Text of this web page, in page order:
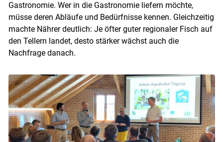
Gastronomie. Wer in die Gastronomie liefern möchte,
müsse deren Abläufe und Bedürfnisse kennen. Gleichzeitig
machte Nährer deutlich: Je öfter guter regionaler Fisch auf
den Tellern landet, desto stärker wächst auch die
Nachfrage danach.